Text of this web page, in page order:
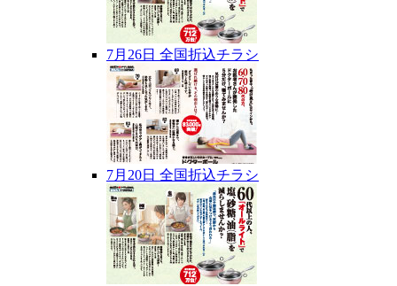
7月26日 全国折込チラシ
7月20日 全国折込チラシ